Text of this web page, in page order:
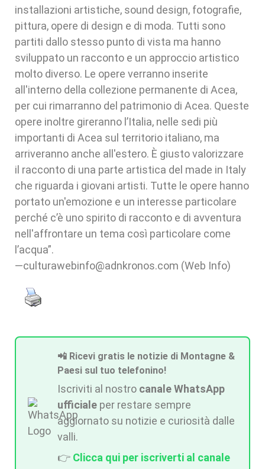
installazioni artistiche, sound design, fotografie,
pittura, opere di design e di moda. Tutti sono
partiti dallo stesso punto di vista ma hanno
sviluppato un racconto e un approccio artistico
molto diverso. Le opere verranno inserite
all'interno della collezione permanente di Acea,
per cui rimarranno del patrimonio di Acea. Queste
opere inoltre gireranno l’Italia, nelle sedi più
importanti di Acea sul territorio italiano, ma
arriveranno anche all'estero. È giusto valorizzare
il racconto di una parte artistica del made in Italy
che riguarda i giovani artisti. Tutte le opere hanno
portato un'emozione e un interesse particolare
perché c’è uno spirito di racconto e di avventura
nell'affrontare un tema così particolare come
l’acqua”.
—culturawebinfo@adnkronos.com (Web Info)
📲 Ricevi gratis le notizie di Montagne &
Paesi sul tuo telefonino!
Iscriviti al nostro canale WhatsApp
ufficiale per restare sempre
aggiornato su notizie e curiosità dalle
valli.
👉 Clicca qui per iscriverti al canale